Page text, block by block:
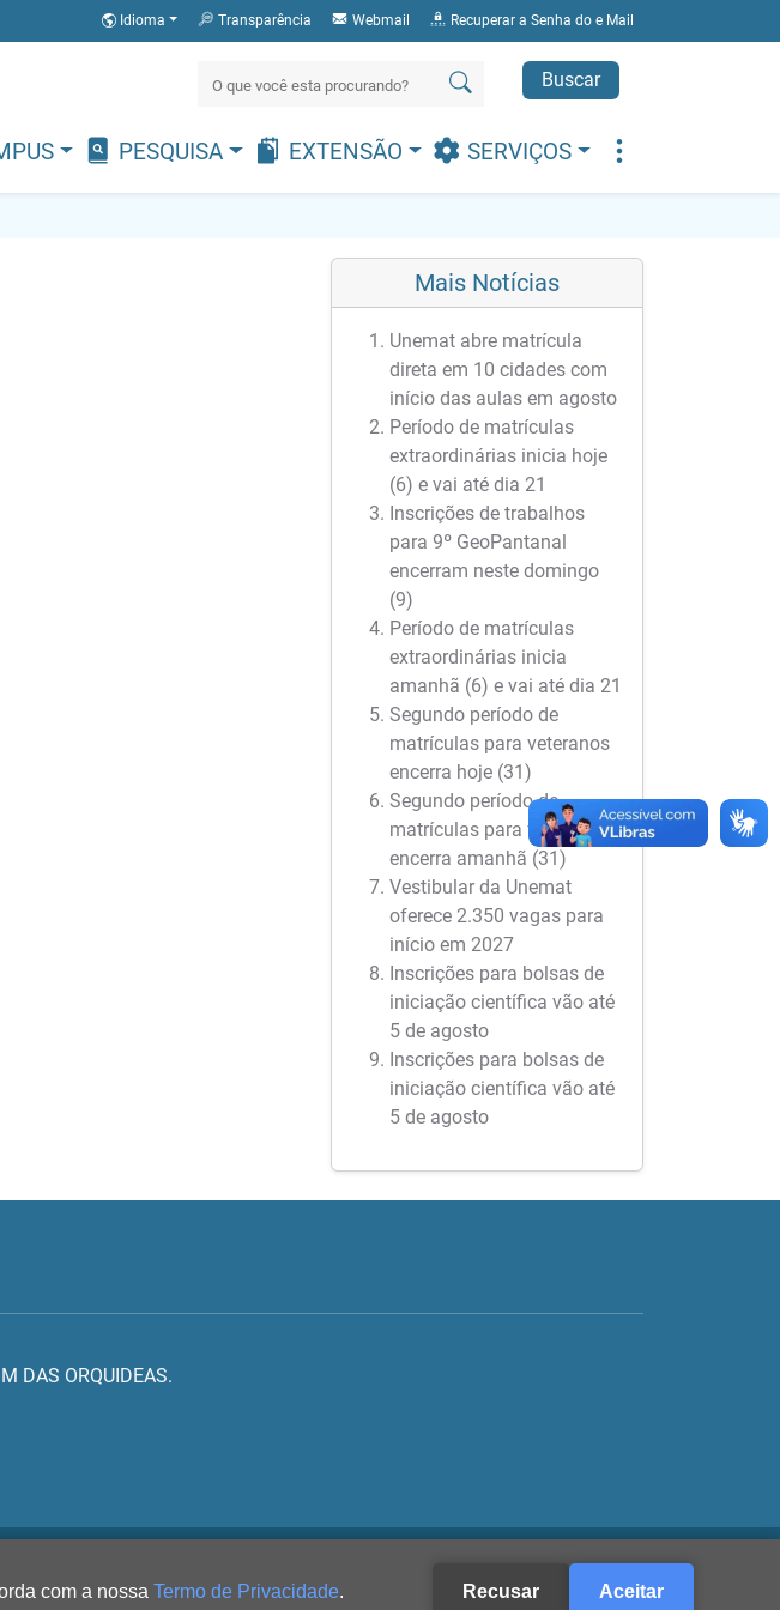
Idioma Transparência Webmail Recuperar a Senha do e Mail
Buscar
PESQUISA EXTENSÃO SERVIÇOS
Mais Notícias
Unemat abre matrícula
direta em 10 cidades com
início das aulas em agosto
Período de matrículas
extraordinárias inicia hoje
(6) e vai até dia 21
Inscrições de trabalhos
para 9º GeoPantanal
encerram neste domingo
(9)
Período de matrículas
extraordinárias inicia
amanhã (6) e vai até dia 21
Segundo período de
matrículas para veteranos
encerra hoje (31)
Segundo período de
matrículas para veteranos
encerra amanhã (31)
Vestibular da Unemat
oferece 2.350 vagas para
início em 2027
Inscrições para bolsas de
iniciação científica vão até
5 de agosto
Inscrições para bolsas de
iniciação científica vão até
5 de agosto
DAS ORQUIDEAS.
com a nossa Termo de Privacidade. Recusar Aceitar